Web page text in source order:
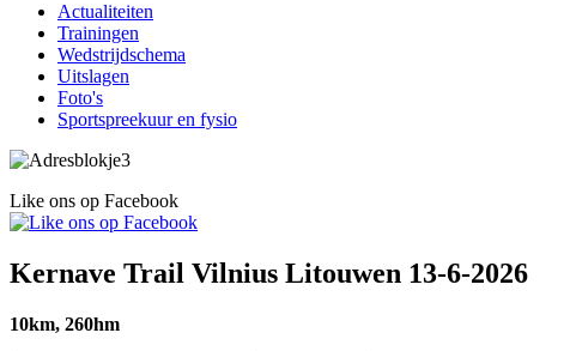
Actualiteiten
Trainingen
Wedstrijdschema
Uitslagen
Foto's
Sportspreekuur en fysio
Like ons op Facebook
Kernave Trail Vilnius Litouwen 13-6-2026
10km, 260hm